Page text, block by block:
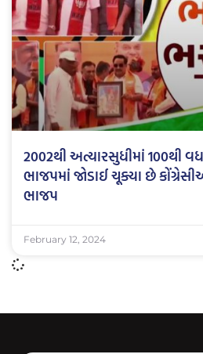
2002થી અત્યારસુધીમાં 100થી
ભાજપમાં જોડાઈ ચૂક્યા છે
ભાજપ
February 12, 2024